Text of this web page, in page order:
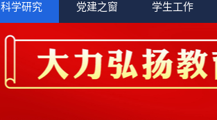
科学研究 党建之窗 学生工作